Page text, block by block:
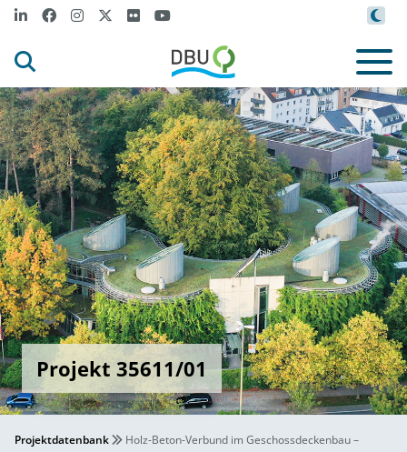
Projekt 35611/01
Projektdatenbank
Holz-Beton-Verbund im Geschossdeckenbau –